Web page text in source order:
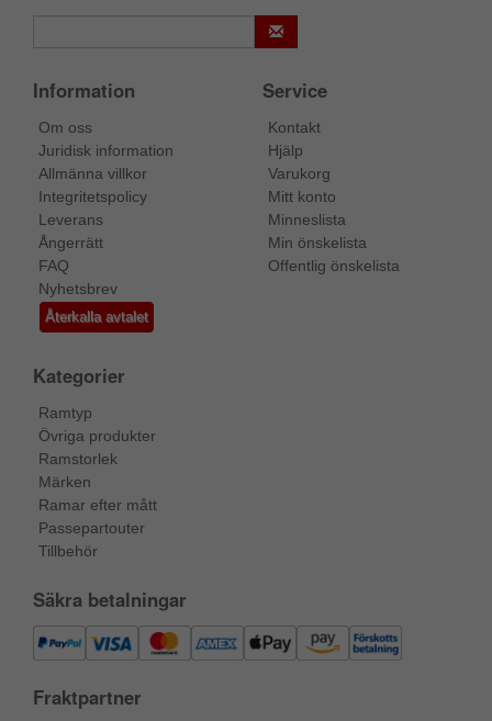
Information
Om oss
Juridisk information
Allmänna villkor
Integritetspolicy
Leverans
Ångerrätt
FAQ
Nyhetsbrev
Återkalla avtalet
Service
Kontakt
Hjälp
Varukorg
Mitt konto
Minneslista
Min önskelista
Offentlig önskelista
Kategorier
Ramtyp
Övriga produkter
Ramstorlek
Märken
Ramar efter mått
Passepartouter
Tillbehör
Säkra betalningar
Fraktpartner